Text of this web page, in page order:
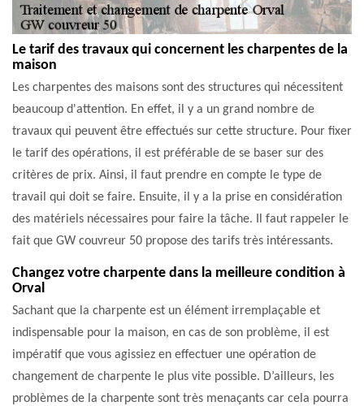
Le tarif des travaux qui concernent les charpentes de la
maison
Les charpentes des maisons sont des structures qui nécessitent
beaucoup d'attention. En effet, il y a un grand nombre de
travaux qui peuvent être effectués sur cette structure. Pour fixer
le tarif des opérations, il est préférable de se baser sur des
critères de prix. Ainsi, il faut prendre en compte le type de
travail qui doit se faire. Ensuite, il y a la prise en considération
des matériels nécessaires pour faire la tâche. Il faut rappeler le
fait que GW couvreur 50 propose des tarifs très intéressants.
Changez votre charpente dans la meilleure condition à
Orval
Sachant que la charpente est un élément irremplaçable et
indispensable pour la maison, en cas de son problème, il est
impératif que vous agissiez en effectuer une opération de
changement de charpente le plus vite possible. D’ailleurs, les
problèmes de la charpente sont très menaçants car cela pourra